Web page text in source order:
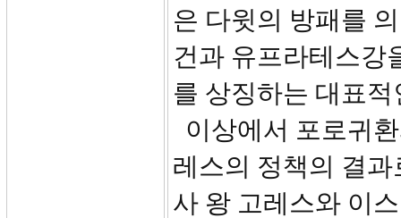
은 다윗의 방패를
건과 유프라테스강
를 상징하는 대표
이상에서 포로귀
레스의 정책의 결
사 왕 고레스와 이